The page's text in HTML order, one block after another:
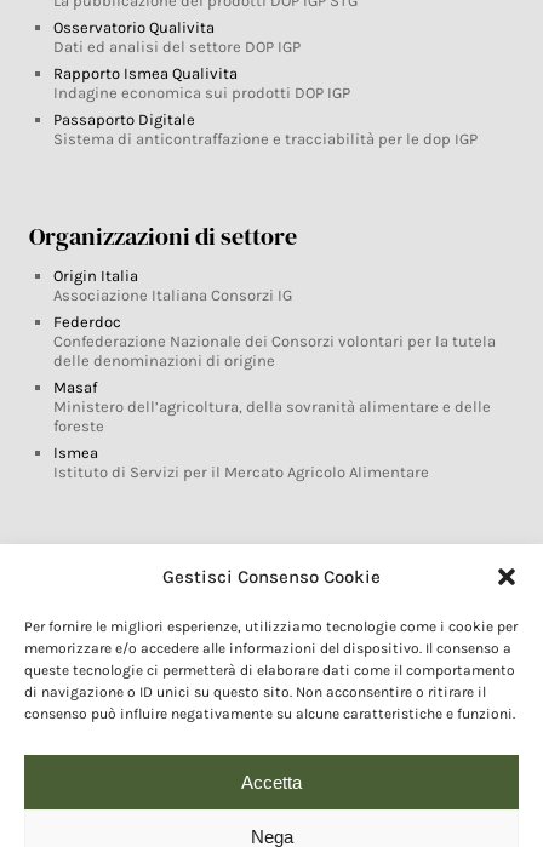
Gestisci Consenso Cookie
Per fornire le migliori esperienze, utilizziamo tecnologie come i cookie per
memorizzare e/o accedere alle informazioni del dispositivo. Il consenso a
queste tecnologie ci permetterà di elaborare dati come il comportamento
di navigazione o ID unici su questo sito. Non acconsentire o ritirare il
consenso può influire negativamente su alcune caratteristiche e funzioni.
Accetta
Nega
Osservatorio Qualivita
Dati ed analisi del settore DOP IGP
Rapporto Ismea Qualivita
Indagine economica sui prodotti DOP IGP
Passaporto Digitale
Sistema di anticontraffazione e tracciabilità per le dop IGP
Organizzazioni di settore
Origin Italia
Associazione Italiana Consorzi IG
Federdoc
Confederazione Nazionale dei Consorzi volontari per la tutela
delle denominazioni di origine
Masaf
Ministero dell’agricoltura, della sovranità alimentare e delle
foreste
Ismea
Istituto di Servizi per il Mercato Agricolo Alimentare
Glossario DOP IGP
Marchi DOP IGP
Normativa prodotti DOP IGP
Consorzi di Tutela
Farm To Fork e prodotti DOP IGP